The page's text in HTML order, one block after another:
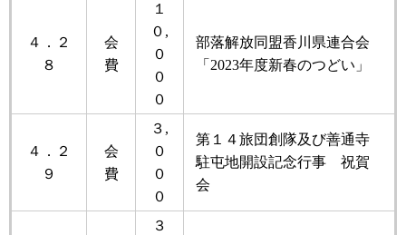
４．２
８
会
費
１
０,
０
０
０
部落解放同盟香川県連合会
「2023年度新春のつどい」
４．２
９
会
費
３,
０
０
０
第１４旅団創隊及び善通寺
駐屯地開設記念行事 祝賀
会
３